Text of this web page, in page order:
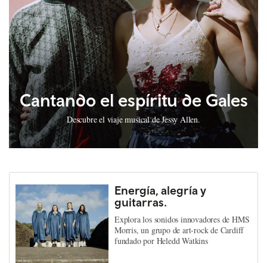
Cantando el espíritu de Gales
Descubre el viaje musical de Jessy Allen.
Energía, alegría y
guitarras.
Explora los sonidos innovadores de HMS
Morris, un grupo de art-rock de Cardiff
fundado por Heledd Watkins